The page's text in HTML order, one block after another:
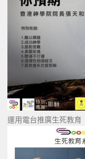
運用電台推廣生死教育